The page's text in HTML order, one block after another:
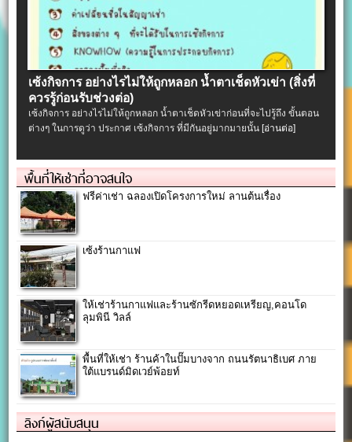
เซ้งกิจการ อย่างไรไม่ให้ถูกหลอก น้ำตาเช็ดหัวเข่า (สิ่งที่
ควรรู้ก่อนรับช่วงต่อ)
เซ้งกิจการ อย่างไรไม่ให้ถูกหลอก น้ำตาเช็ดหัวเข่าก่อนที่จะไปรู้ถึง ขั้นตอน
ต่างๆ ในการดูว่า ประกาศ เซ้งกิจการ ที่มีกันอยู่มากมายนั้น [อ่านต่อ]
พื้นที่ให้เช่าที่อาจสนใจ
ฟรีค่าเช่า ฉลองเปิดโครงการใหม่ ลานต้นเรื่อง
เซ้งร้านกาแฟ
ให้เช่าร้านกาแฟและร้านซักรีดหยอดเหรียญ,คอนโด
ลุมพินี วิลล์
พื้นที่ให้เช่า ร้านค้าในปั๊มบางจาก ถนนรัตนาธิเบศ ภาย
ใต้แบรนด์มิดเวย์พ้อยท์
ลิงก์ผู้สนับสนุน